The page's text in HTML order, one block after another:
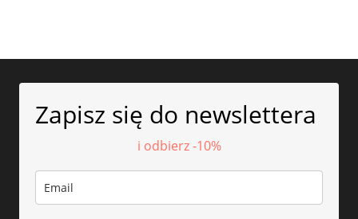
Zapisz się do newslettera
i odbierz -10%